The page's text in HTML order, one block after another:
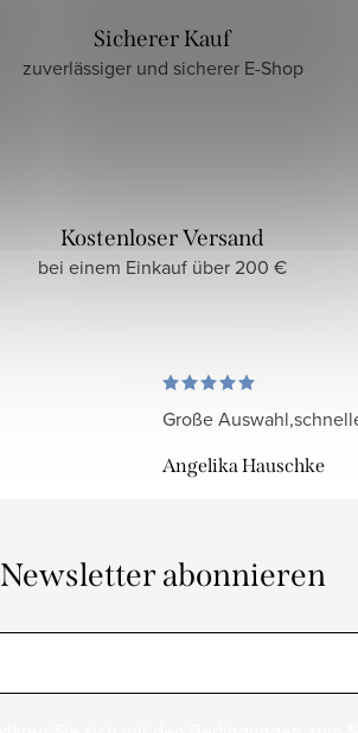
Sicherer Kauf
zuverlässiger und sicherer E-Shop
Kostenloser Versand
bei einem Einkauf über 200 €
Große
Angelika Hauschke
Newsletter abonnieren